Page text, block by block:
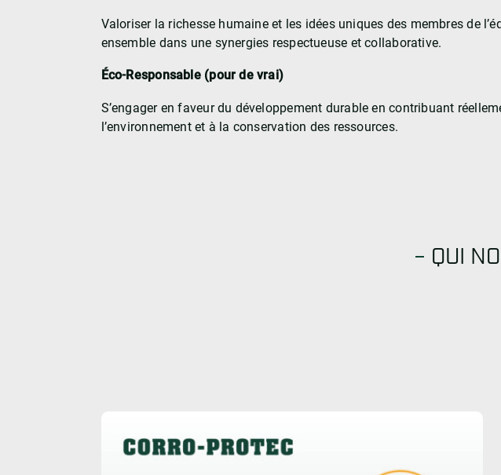
Valoriser la richesse humaine et les idées uniques des membres de
ensemble dans une synergies respectueuse et collaborative.
Éco-Responsable (pour de vrai)
S’engager en faveur du développement durable en contribuant
l’environnement et à la conservation des ressources.
QUI